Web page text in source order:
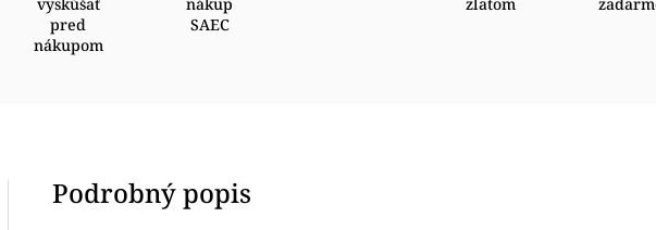
pred
nákupom
SAEC
Podrobný popis